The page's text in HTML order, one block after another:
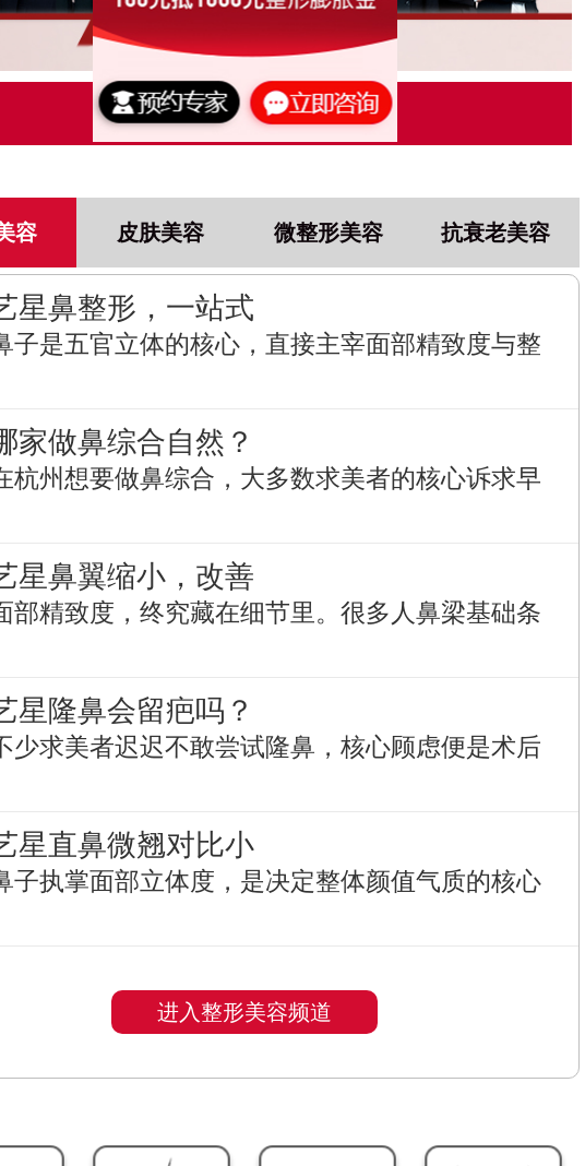
点击了解更多
容 皮肤美容 微整形美容 抗衰老美容
星鼻整形，一站式
子是五官立体的核心，直接主宰面部精致度与整
家做鼻综合自然？
杭州想要做鼻综合，大多数求美者的核心诉求早
星鼻翼缩小，改善
部精致度，终究藏在细节里。很多人鼻梁基础条
星隆鼻会留疤吗？
少求美者迟迟不敢尝试隆鼻，核心顾虑便是术后
星直鼻微翘对比小
子执掌面部立体度，是决定整体颜值气质的核心
进入整形美容频道